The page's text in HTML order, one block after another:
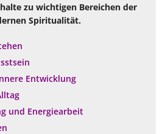
zu wichtigen Bereichen der
Spiritualität.
Entwicklung
und Energiearbeit